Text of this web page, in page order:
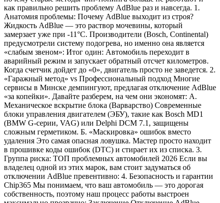
как правильно решить проблему AdBlue раз и навсегда. 1.
Анатомия проблемы: Почему AdBlue выходит из строя?
Жидкость AdBlue — это раствор мочевины, который
замерзает уже при -11°C. Производители (Bosch, Continental)
предусмотрели систему подогрева, но именно она является
«слабым звеном»: Итог один: Автомобиль переходит в
аварийный режим и запускает обратный отсчет километров.
Когда счетчик дойдет до «0», двигатель просто не заведется. 2.
«Гаражный метод» vs Профессиональный подход Многие
сервисы в Минске демпингуют, предлагая отключение AdBlue
«за копейки». Давайте разберем, на чем они экономят: А.
Механическое вскрытие блока (Варварство) Современные
блоки управления двигателем (ЭБУ), такие как Bosch MD1
(BMW G-серии, VAG) или Delphi DCM 7.1, защищены
сложным герметиком. Б. «Маскировка» ошибок вместо
удаления Это самая опасная ловушка. Мастер просто находит
в прошивке коды ошибок (DTC) и стирает их из списка. 3.
Группа риска: ТОП проблемных автомобилей 2026 Если вы
владелец одной из этих марок, вам стоит задуматься об
отключении AdBlue превентивно: 4. Безопасность и гарантии
Chip365 Мы понимаем, что ваш автомобиль — это дорогая
собственность, поэтому наш процесс работы выстроен